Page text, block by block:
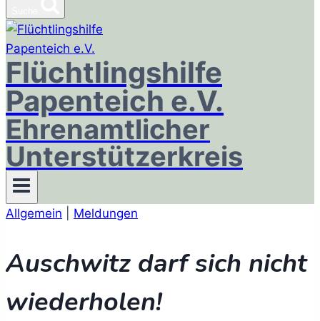
Flüchtlingshilfe
Papenteich e.V.
Ehrenamtlicher
Unterstützerkreis
Allgemein Meldungen
Auschwitz darf sich nicht
wiederholen!